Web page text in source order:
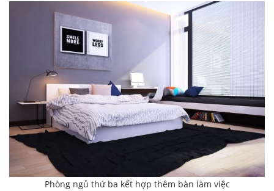
Phòng ngủ thứ ba kết hợp thêm bàn làm việc